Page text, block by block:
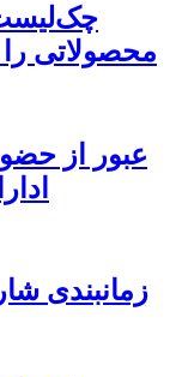
محصولاتی
عبور از
زمانبندی